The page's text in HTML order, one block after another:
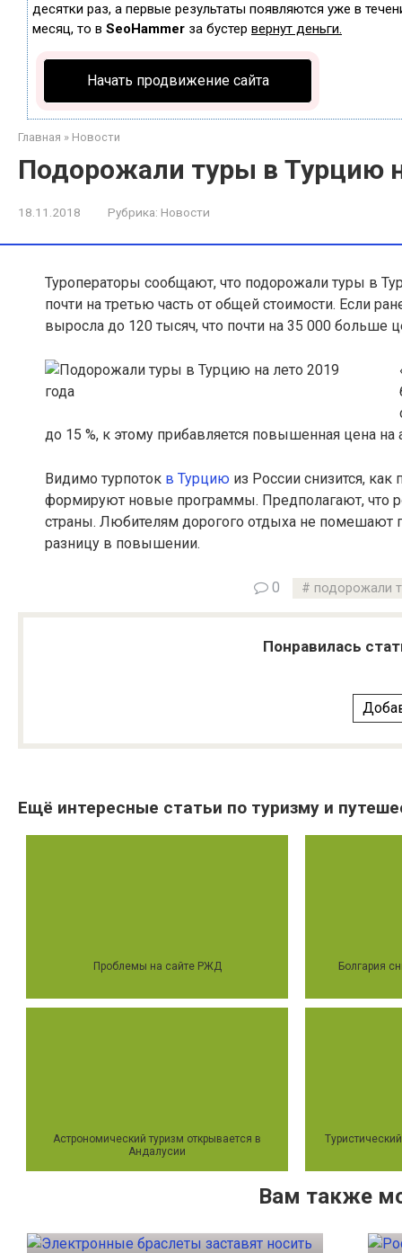
десятки раз, а первые результаты появляются уже в
месяц, то в SeoHammer за бустер вернут деньги.
Начать продвижение сайта
Главная » Новости
Подорожали туры в Турцию
18.11.2018 Рубрика: Новости
Туроператоры сообщают, что подорожали туры в
почти на третью часть от общей стоимости. Если
выросла до 120 тысяч, что почти на 35 000 больше
до 15 %, к этому прибавляется повышенная цена
Видимо турпоток в Турцию из России снизится,
формируют новые программы. Предполагают, что
страны. Любителям дорогого отдыха не
разницу в повышении.
0 подорожали
Понравилась
Ещё интересные статьи по туризму и
Проблемы на сайте РЖД Болгария
Астрономический туризм открывается в
Андалусии
Вам также